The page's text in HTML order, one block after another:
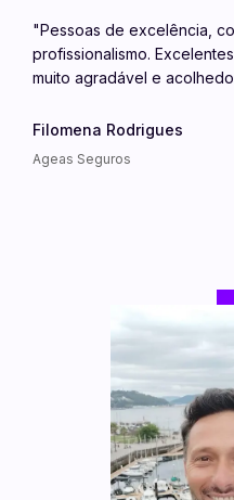
"Pessoas de excelência,
profissionalismo.
muito agradável e
Filomena Rodrigues
Ageas Seguros